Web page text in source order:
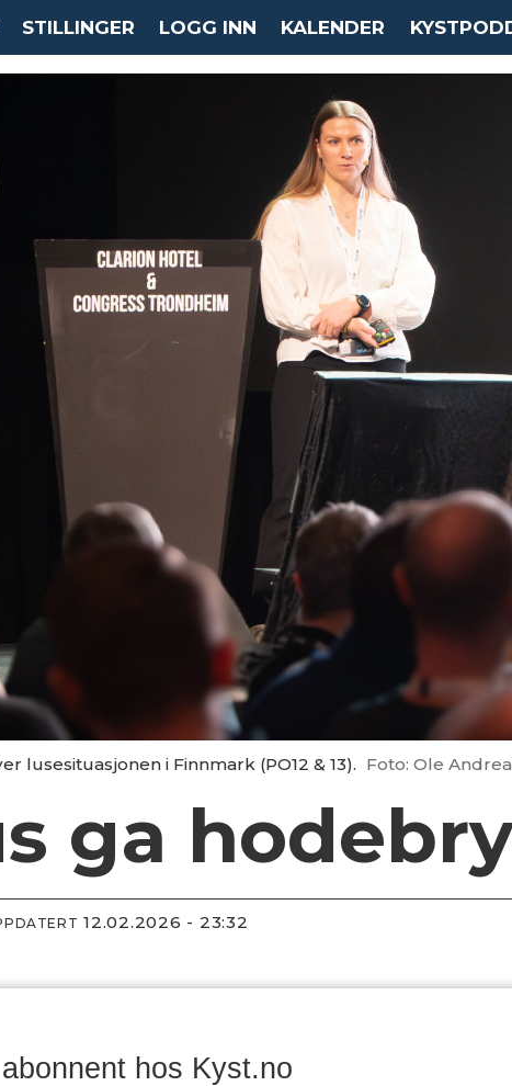
STILLINGER LOGG INN KALENDER
lusesituasjonen i Finnmark (PO12 & 13). Foto: Ole
ga
12.02.2026 - 23:32
hos Kyst.no